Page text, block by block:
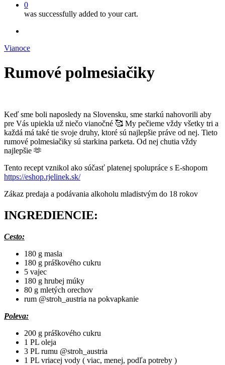
0
was successfully added to your cart.
Vianoce
Rumové polmesiačiky
Keď sme boli naposledy na Slovensku, sme starkú nahovorili aby
pre Vás upiekla už niečo vianočné 🥰 My pečieme vždy všetky tri a
každá má také tie svoje druhy, ktoré sú najlepšie práve od nej. Tieto
rumové polmesiačiky sú starkina parketa. Od nej chutia vždy
najlepšie 🫶
Tento recept vznikol ako súčasť platenej spolupráce s E-shopom
https://eshop.rjelinek.sk/
Zákaz predaja a podávania alkoholu mladistvým do 18 rokov
INGREDIENCIE:
Cesto:
180 g masla
180 g práškového cukru
5 vajec
180 g hrubej múky
80 g mletých orechov
rum @stroh_austria na pokvapkanie
Poleva:
200 g práškového cukru
1 PL oleja
3 PL rumu @stroh_austria
1 PL vriacej vody ( viac, menej, podľa potreby )